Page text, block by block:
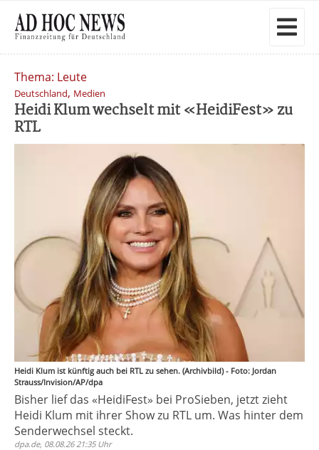
Thema: Leute
Deutschland, Medien
Heidi Klum wechselt mit «HeidiFest» zu
RTL
Heidi Klum ist künftig auch bei RTL zu sehen. (Archivbild) - Foto: Jordan
Strauss/Invision/AP/dpa
Bisher lief das «HeidiFest» bei ProSieben, jetzt zieht
Heidi Klum mit ihrer Show zu RTL um. Was hinter dem
Senderwechsel steckt.
dpa.de, 08.08.26 21:35 Uhr